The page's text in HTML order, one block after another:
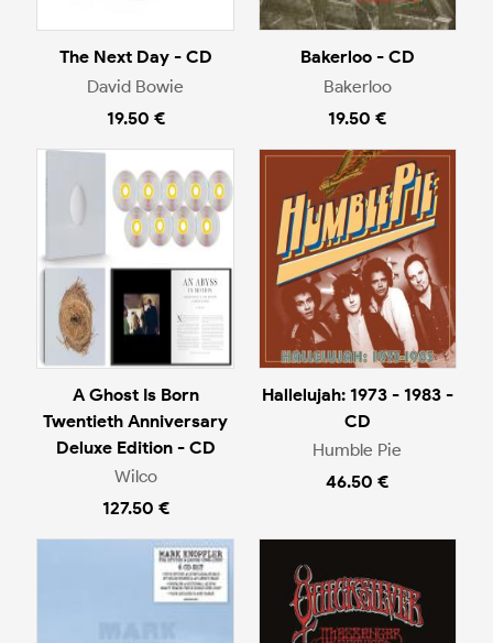
The Next Day - CD
David Bowie
19.50 €
Bakerloo - CD
Bakerloo
19.50 €
A Ghost Is Born
Twentieth Anniversary
Deluxe Edition - CD
Wilco
127.50 €
Hallelujah: 1973 - 1983 -
CD
Humble Pie
46.50 €